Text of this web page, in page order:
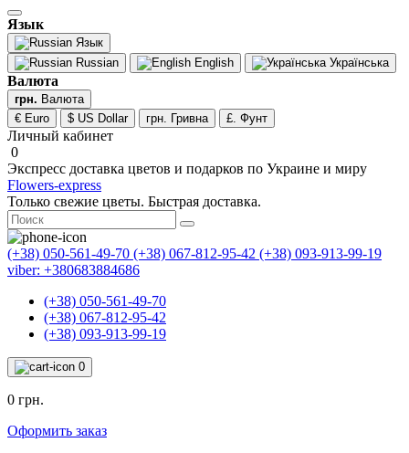
Язык
Язык
Russian
English Українська
Валюта
грн. Валюта
€ Euro
$ US Dollar грн. Гривна £. Фунт
Личный кабинет
0
Экспресс доставка цветов и подарков по Украине и миру
Flowers-express
Только свежие цветы. Быстрая доставка.
(+38) 050-561-49-70 (+38) 067-812-95-42 (+38) 093-913-99-19
viber: +380683884686
(+38) 050-561-49-70
(+38) 067-812-95-42
(+38) 093-913-99-19
0
0 грн.
Оформить заказ